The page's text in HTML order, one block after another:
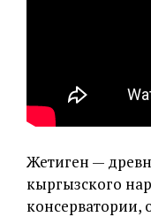
Жетиген —
кыргызского
консерватории,